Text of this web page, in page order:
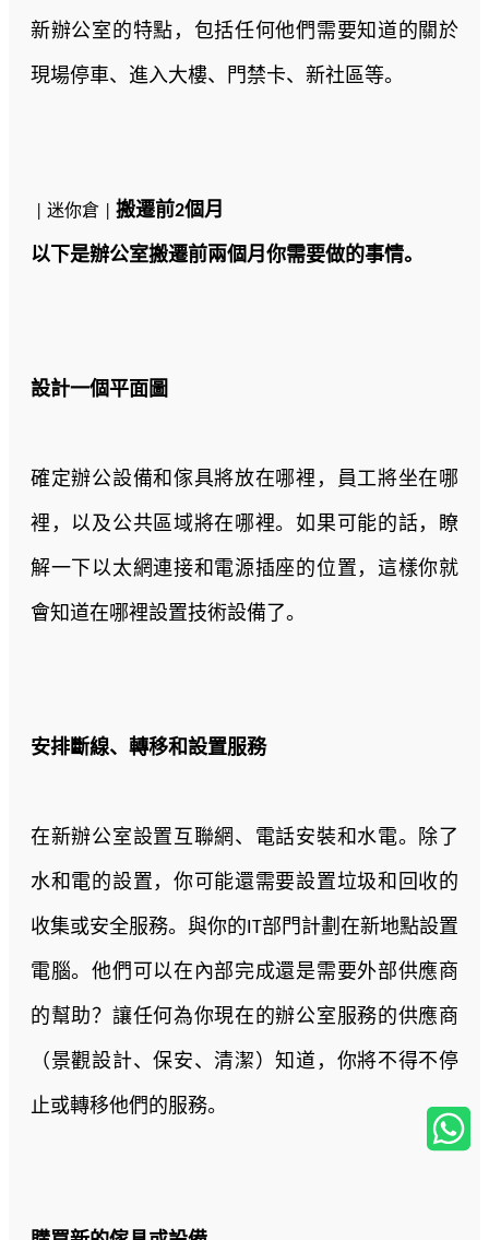
新辦公室的特點，包括任何他們需要知道的關於
現場停車、進入大樓、門禁卡、新社區等。
| 迷你倉 | 搬遷前2個月
以下是辦公室搬遷前兩個月你需要做的事情。
設計一個平面圖
確定辦公設備和傢具將放在哪裡，員工將坐在哪
裡，以及公共區域將在哪裡。如果可能的話，瞭
解一下以太網連接和電源插座的位置，這樣你就
會知道在哪裡設置技術設備了。
安排斷線、轉移和設置服務
在新辦公室設置互聯網、電話安裝和水電。除了
水和電的設置，你可能還需要設置垃圾和回收的
收集或安全服務。與你的IT部門計劃在新地點設置
電腦。他們可以在內部完成還是需要外部供應商
的幫助？讓任何為你現在的辦公室服務的供應商
（景觀設計、保安、清潔）知道，你將不得不停
止或轉移他們的服務。